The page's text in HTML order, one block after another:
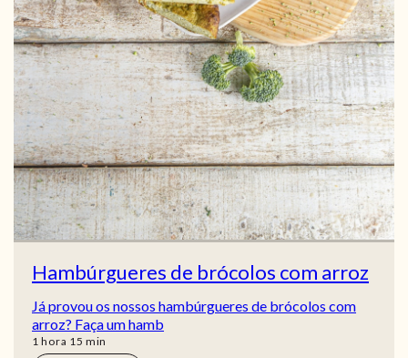
Hambúrgueres de brócolos com arroz
Já provou os nossos hambúrgueres de brócolos com
arroz? Faça um hamb
1 hora
hora 15 min
min